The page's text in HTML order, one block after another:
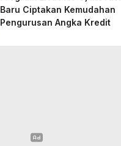
Baru Ciptakan Kemudahan
Pengurusan Angka Kredit